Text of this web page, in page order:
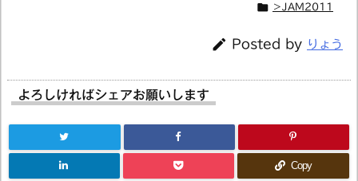
 ＞JAM2011
 Posted by りょう
よろしければシェアお願いします
Copy